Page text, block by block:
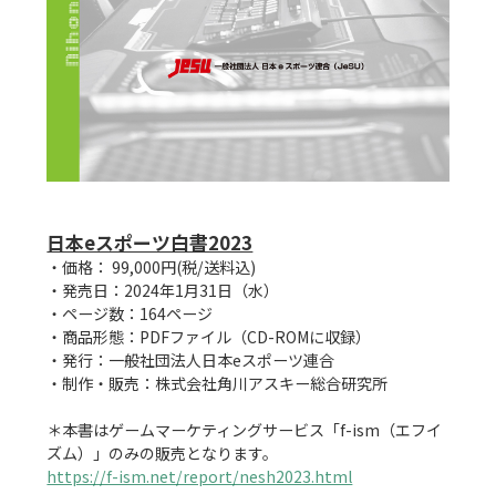
日本eスポーツ白書2023
・価格： 99,000円(税/送料込)
・発売日：2024年1月31日（水）
・ページ数：164ページ
・商品形態：PDFファイル（CD-ROMに収録）
・発行：一般社団法人日本eスポーツ連合
・制作・販売：株式会社角川アスキー総合研究所
＊本書はゲームマーケティングサービス「f-ism（エフイ
https://f-ism.net/report/nesh2023.html